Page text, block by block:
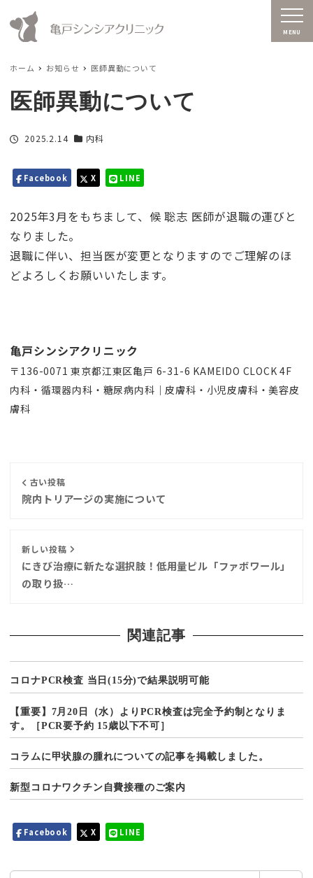
MENU
ホーム お知らせ 医師異動について
医師異動について
投稿日
2025.2.14
カテゴリー
内科
Facebook X LINE
2025年3月をもちまして、候 聡志 医師が退職の運びと
なりました。
退職に伴い、担当医が変更となりますのでご理解のほ
どよろしくお願いいたします。
亀戸シンシアクリニック
〒136-0071 東京都江東区亀戸 6-31-6 KAMEIDO CLOCK 4F
内科・循環器内科・糖尿病内科｜皮膚科・小児皮膚科・美容皮
膚科
古い投稿
院内トリアージの実施について
新しい投稿
にきび治療に新たな選択肢！低用量ピル「ファボワール」
の取り扱…
関連記事
コロナPCR検査 当日(15分)で結果説明可能
【重要】7月20日（水）よりPCR検査は完全予約制となりま
す。［PCR要予約 15歳以下不可］
コラムに甲状腺の腫れについての記事を掲載しました。
新型コロナワクチン自費接種のご案内
Facebook X LINE